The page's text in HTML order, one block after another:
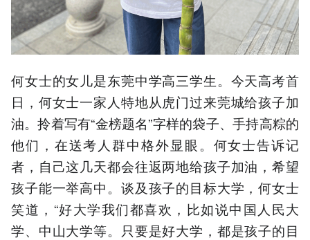
何女士的女儿是东莞中学高三学生。今天高考首
日，何女士一家人特地从虎门过来莞城给孩子加
油。拎着写有“金榜题名”字样的袋子、手持高粽的
他们，在送考人群中格外显眼。何女士告诉记
者，自己这几天都会往返两地给孩子加油，希望
孩子能一举高中。谈及孩子的目标大学，何女士
笑道，“好大学我们都喜欢，比如说中国人民大
学、中山大学等。只要是好大学，都是孩子的目